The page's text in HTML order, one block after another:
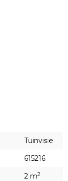
Tuinvisie
615216
2 m2